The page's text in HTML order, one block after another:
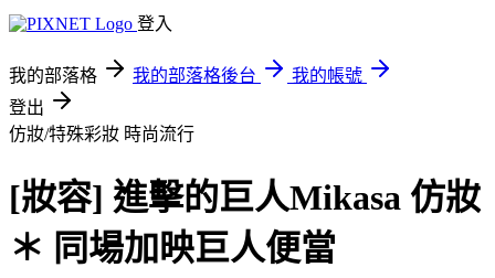
登入
我的部落格 我的部落格後台
我的帳號
登出
仿妝/特殊彩妝 時尚流行
[妝容] 進擊的巨人Mikasa 仿妝
＊ 同場加映巨人便當